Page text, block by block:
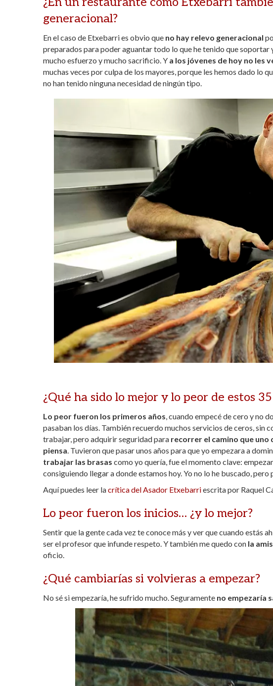
generacional?
En el caso de Etxebarri es obvio que no hay relevo generacional
preparados para poder aguantar todo lo que he tenido que soportar
mucho esfuerzo y mucho sacrificio. Y a los jóvenes de hoy no les
muchas veces por culpa de los mayores, porque les hemos dado lo
no han tenido ninguna necesidad de ningún tipo.
¿Qué ha sido lo mejor y lo peor de estos 35
Lo peor fueron los primeros años, cuando empecé de cero y no
pasaban los días. También recuerdo muchos servicios de ceros, sin
trabajar, pero adquirir seguridad para recorrer el camino que uno
piensa. Tuvieron que pasar unos años para que yo empezara a
trabajar las brasas como yo quería, fue el momento clave:
consiguiendo llegar a donde estamos hoy. Yo no lo he buscado,
Aquí puedes leer lacrítica del Asador Etxebarriescrita por Raquel
Lo peor fueron los inicios… ¿y lo mejor?
Sentir que la gente cada vez te conoce más y ver que cuando estás
ser el profesor que infunde respeto. Y también me quedo con la
oficio.
¿Qué cambiarías si volvieras a empezar?
No sé si empezaría, he sufrido mucho. Seguramente no empezaría